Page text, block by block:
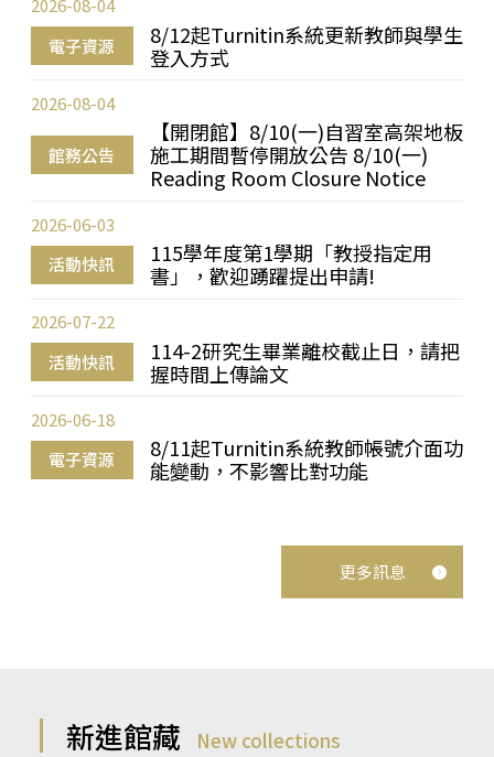
電子資源
8/12起Turnitin系統更新教師與學生
登入方式
2026-08-04
館務公告
【開閉館】8/10(一)自習室高架地板
施工期間暫停開放公告 8/10(一)
Reading Room Closure Notice
2026-08-04
活動快訊
115學年度第1學期「教授指定用
書」，歡迎踴躍提出申請!
2026-06-03
活動快訊
114-2研究生畢業離校截止日，請把
握時間上傳論文
2026-07-22
電子資源
8/11起Turnitin系統教師帳號介面功
能變動，不影響比對功能
2026-06-18
更多訊息
新進館藏 New collections